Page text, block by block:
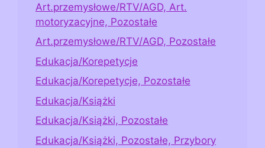
Art.przemysłowe/RTV/AGD, Art.
motoryzacyjne, Pozostałe
Art.przemysłowe/RTV/AGD, Pozostałe
Edukacja/Korepetycje
Edukacja/Korepetycje, Pozostałe
Edukacja/Książki
Edukacja/Książki, Pozostałe
Edukacja/Książki, Pozostałe, Przybory